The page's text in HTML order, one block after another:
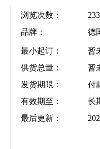
浏览次数：
233
品牌：
德
最小起订：
暂
供货总量：
暂
发货期限：
付
有效期至：
长
最后更新：